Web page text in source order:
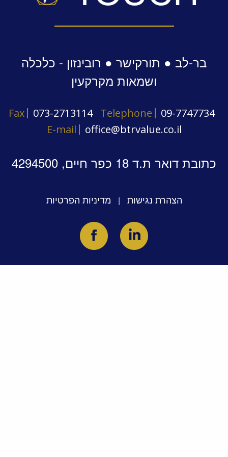
בר-לב ● תורקישר ● רובינזון - כלכלה
ושמאות מקרקעין
Fax 073-2713114 Telephone
09-7747734
E-mail
office@btrvalue.co.il
כתובת דואר ת.ד 18 כפר חיים, 4294500
הצהרת נגישות | מדיניות הפרטיות